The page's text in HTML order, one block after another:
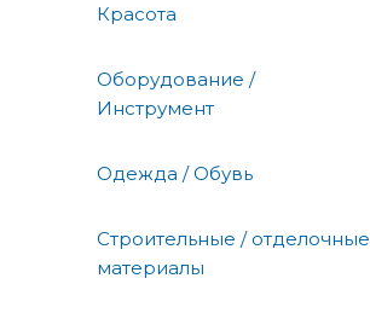
Красота
Оборудование /
Инструмент
Одежда / Обувь
Строительные / отделочные
материалы